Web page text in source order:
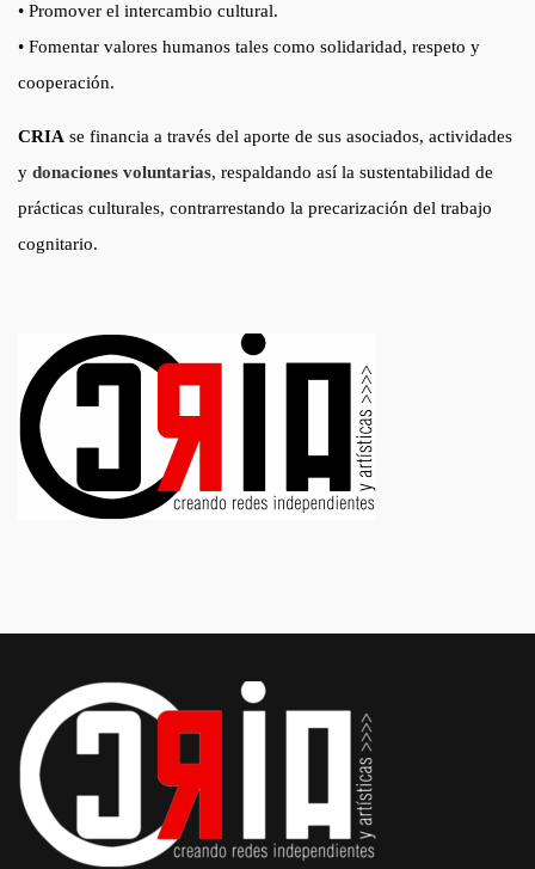
• Promover el intercambio cultural.
• Fomentar valores humanos tales como solidaridad, respeto y
cooperación.
CRIA se financia a través del aporte de sus asociados, actividades
y donaciones voluntarias, respaldando así la sustentabilidad de
prácticas culturales, contrarrestando la precarización del trabajo
cognitario.